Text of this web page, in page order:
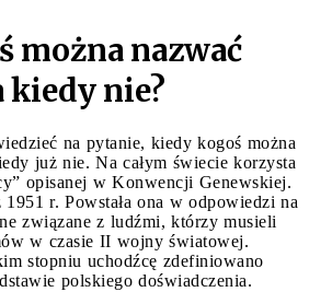
można nazwać
kiedy nie?
na pytanie, kiedy kogoś można
już nie. Na całym świecie korzysta
opisanej w Konwencji Genewskiej.
r. Powstała ona w odpowiedzi na
związane z ludźmi, którzy musieli
w czasie II wojny światowej.
stopniu uchodźcę zdefiniowano
polskiego doświadczenia.